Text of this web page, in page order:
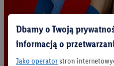
Dbamy o Twoją
informacją o
Jako operatorstron